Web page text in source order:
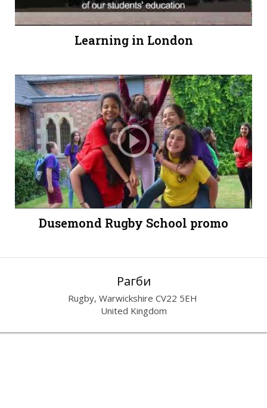
Learning in London
Dusemond Rugby School promo
Рагби
Rugby, Warwickshire CV22 5EH
United Kingdom